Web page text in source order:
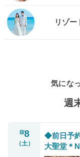
リゾー
気にな
週
8/8
（土）
◆前日予
大聖堂＊